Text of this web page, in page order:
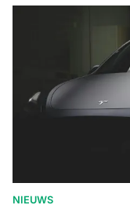
NIEUWS